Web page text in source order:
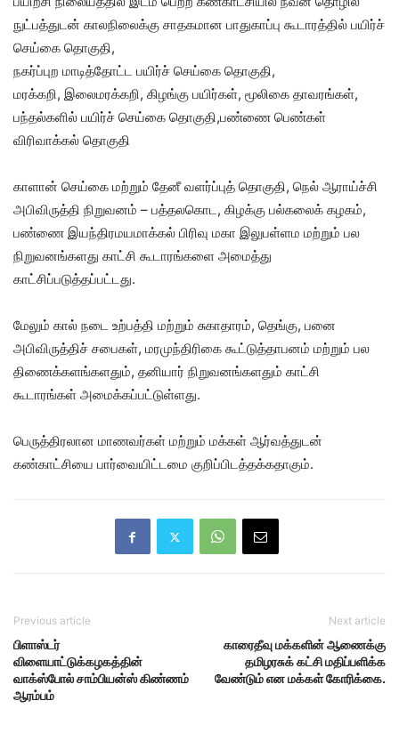
நுட்பத்துடன் காலநிலைக்கு சாதகமான பாதுகாப்பு கூடாரத்தில் பயிர்ச்
செய்கை தொகுதி,
நகர்ப்புற மாடித்தோட்ட பயிர்ச் செய்கை தொகுதி,
மரக்கறி, இலைமரக்கறி, கிழங்கு பயிர்கள், மூலிகை தாவரங்கள்,
பந்தல்களில் பயிர்ச் செய்கை தொகுதி,பண்ணை பெண்கள்
விரிவாக்கல் தொகுதி
காளான் செய்கை மற்றும் தேனீ வளர்ப்புத் தொகுதி, நெல் ஆராய்ச்சி
அபிவிருத்தி நிறுவனம் – பத்தலகொட, கிழக்கு பல்கலைக் கழகம்,
பண்ணை இயந்திரமயமாக்கல் பிரிவு மகா இலுபள்ளம மற்றும் பல
நிறுவனங்களது காட்சி கூடாரங்களை அமைத்து
காட்சிப்படுத்தப்பட்டது.
மேலும் கால் நடை உற்பத்தி மற்றும் சுகாதாரம், தெங்கு, பனை
அபிவிருத்திச் சபைகள், மரமுந்திரிகை கூட்டுத்தாபனம் மற்றும் பல
திணைக்களங்களதும், தனியார் நிறுவனங்களதும் காட்சி
கூடாரங்கள் அமைக்கப்பட்டுள்ளது.
பெருத்திரலான மாணவர்கள் மற்றும் மக்கள் ஆர்வத்துடன்
கண்காட்சியை பார்வையிட்டமை குறிப்பிடத்தக்கதாகும்.
Previous article
பிளாஸ்டர்
விளையாட்டுக்கழகத்தின்
வாக்ஸ்போல் சாம்பியன்ஸ் கிண்ணம்
ஆரம்பம்
Next article
காரைதீவு மக்களின் ஆணைக்கு
தமிழரசுக் கட்சி மதிப்பளிக்க
வேண்டும் என மக்கள் கோரிக்கை.